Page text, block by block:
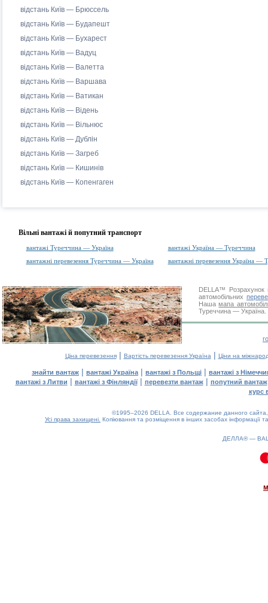
відстань Київ — Брюссель
відстань Київ — Будапешт
відстань Київ — Бухарест
відстань Київ — Вадуц
відстань Київ — Валетта
відстань Київ — Варшава
відстань Київ — Ватикан
відстань Київ — Відень
відстань Київ — Вільнюс
відстань Київ — Дублін
відстань Київ — Загреб
відстань Київ — Кишинів
відстань Київ — Копенгаген
Вільні вантажі й попутний транспорт
вантажі Туреччина — Україна
вантажі Україна — Туреччина
вантажні перевезення Туреччина — Україна
вантажні перевезення Україна —
DELLA™
Розрахунок
автомобільних
Нашамапа
Туреччина — Україна.
Ціна перевезення| Вартість перевезення Україна | Ціни на
знайти вантаж | вантажі Україна | вантажі з Польщі | вантажі з
вантажі з Литви | вантажі з Фінляндії| перевезти вантаж| попутний вантаж
курс
©1995–2026 DELLA. Все содержание данного
Усі права захищені. Копіювання та розміщення в інших засобах інформації
ДЕЛЛА® —